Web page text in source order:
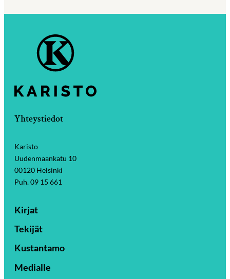
Yhteystiedot
Karisto
Uudenmaankatu 10
00120 Helsinki
Puh. 09 15 661
Kirjat
Tekijät
Kustantamo
Medialle